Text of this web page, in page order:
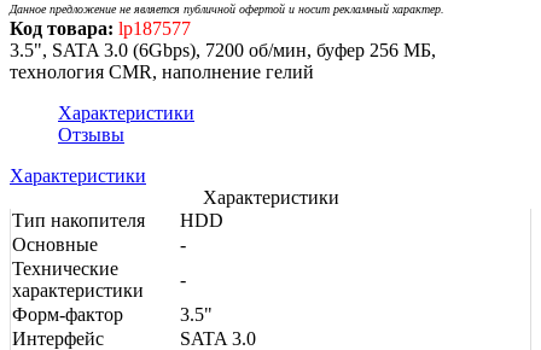
Данное предложение не является публичной офертой и носит рекламный характер.
Код товара: lp187577
3.5", SATA 3.0 (6Gbps), 7200 об/мин, буфер 256 МБ,
технология CMR, наполнение гелий
Характеристики
Отзывы
Характеристики
Характеристики
Тип накопителя
HDD
Основные
-
Технические
характеристики
-
Форм-фактор
3.5"
Интерфейс
SATA 3.0